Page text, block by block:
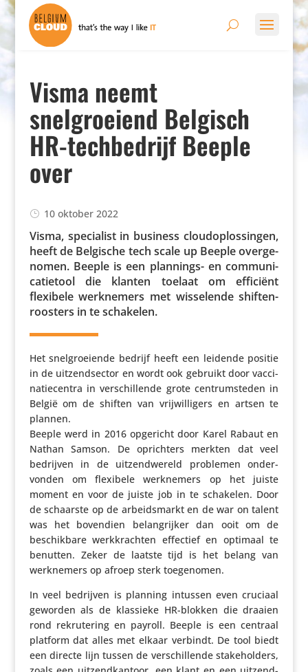
Visma neemt
snelgroeiend Belgisch
HR-techbedrijf Beeple
over
10 oktober 2022
Visma, speci­a­list in business cloud­op­los­singen,
heeft de Belgische tech scale up Beeple over­ge­
nomen. Beeple is een plannings- en commu­ni­
ca­tie­tool die klanten toelaat om efficiënt
flexibele werk­ne­mers met wisse­lende shif­ten­
roos­ters in te schakelen.
Het snel­groei­ende bedrijf heeft een leidende positie
in de uitzend­sector en wordt ook gebruikt door vacci­
na­tie­centra in verschil­lende grote centrum­steden in
België om de shiften van vrij­wil­li­gers en artsen te
plannen.
Beeple werd in 2016 opgericht door Karel Rabaut en
Nathan Samson. De oprich­ters merkten dat veel
bedrijven in de uitzend­we­reld problemen onder­
vonden om flexibele werk­ne­mers op het juiste
moment en voor de juiste job in te schakelen. Door
de schaarste op de arbeids­markt en de war on talent
was het bovendien belang­rijker dan ooit om de
beschik­bare werk­krachten effectief en optimaal te
benutten. Zeker de laatste tijd is het belang van
werk­ne­mers op afroep sterk toegenomen.
In veel bedrijven is planning intussen even cruciaal
geworden als de klassieke HR-blokken die draaien
rond rekru­te­ring en payroll. Beeple is een centraal
platform dat alles met elkaar verbindt. De tool biedt
een directe lijn tussen de verschil­lende stake­hol­ders,